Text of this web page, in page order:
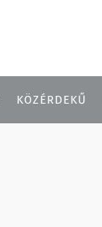
KÖZÉRDEKŰ